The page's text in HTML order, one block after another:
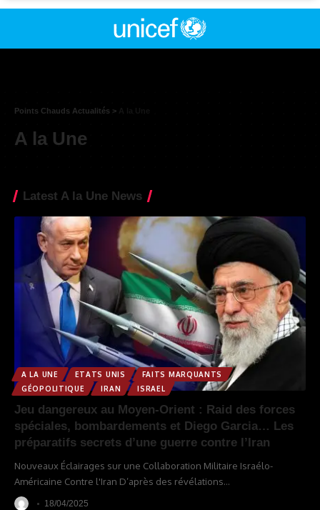
Points Chauds Actualités >
A la Une
Latest A la Une News
A LA UNE ETATS UNIS
FAITS MARQUANTS
GÉOPOLITIQUE
IRAN ISRAEL
Jeu dangereux au Moyen-Orient : Raid des forces
spéciales, bombardements et Diego Garcia… Les
préparatifs secrets d’une guerre contre l’Iran
Nouveaux Éclairages sur une Collaboration Militaire Israélo-
Américaine Contre l'Iran D’après des révélations…
18/04/2025